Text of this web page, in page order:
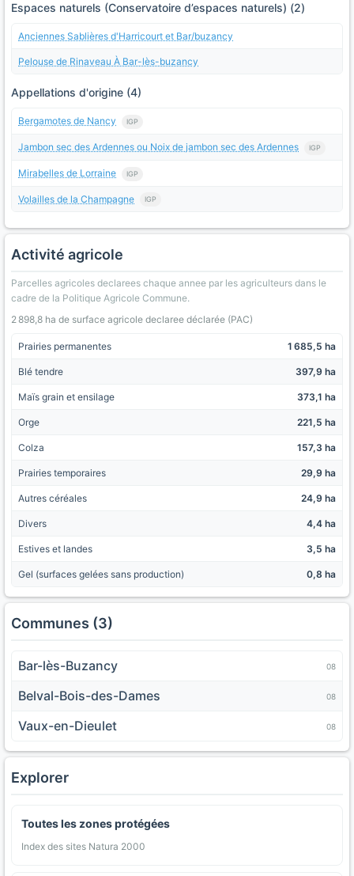
Espaces naturels (Conservatoire d’espaces naturels) (2)
Anciennes Sablières d'Harricourt et Bar/buzancy
Pelouse de Rinaveau À Bar-lès-buzancy
Appellations d'origine (4)
Bergamotes de Nancy IGP
Jambon sec des Ardennes ou Noix de jambon sec des Ardennes IGP
Mirabelles de Lorraine IGP
Volailles de la Champagne IGP
Activité agricole
Parcelles agricoles declarees chaque annee par les agriculteurs dans le
cadre de la Politique Agricole Commune.
2 898,8 ha de surface agricole declaree déclarée (PAC)
Prairies permanentes 1 685,5 ha
Blé tendre 397,9 ha
Maïs grain et ensilage 373,1 ha
Orge 221,5 ha
Colza 157,3 ha
Prairies temporaires 29,9 ha
Autres céréales 24,9 ha
Divers 4,4 ha
Estives et landes 3,5 ha
Gel (surfaces gelées sans production) 0,8 ha
Communes (3)
Bar-lès-Buzancy 08
Belval-Bois-des-Dames 08
Vaux-en-Dieulet 08
Explorer
Toutes les zones protégées
Index des sites Natura 2000